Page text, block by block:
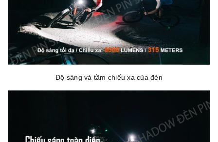
Độ sáng và tầm chiếu xa của đèn